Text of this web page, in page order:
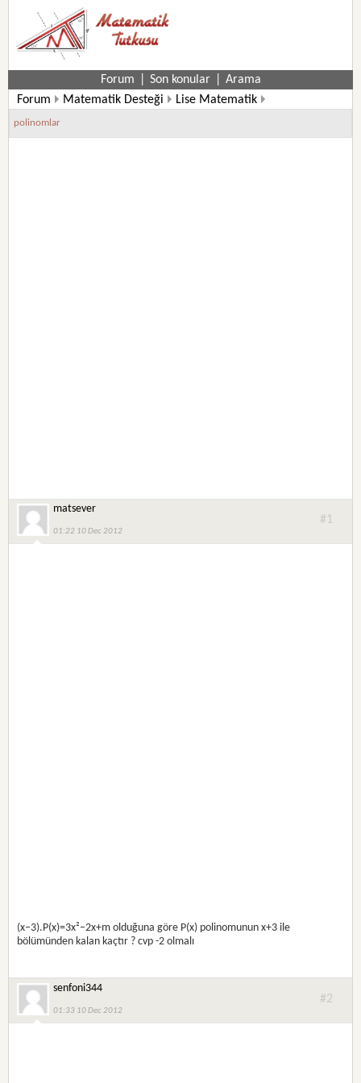
Forum Son konular
Arama
Forum
Matematik Desteği
Lise Matematik
10. Sınıf Matematik Soruları
polinomlar
matsever
01:22 10 Dec 2012
#1
(x−3).P(x)=3x²−2x+m olduğuna göre P(x) polinomunun x+3 ile
bölümünden kalan kaçtır ? cvp -2 olmalı
senfoni344
01:33 10 Dec 2012
#2